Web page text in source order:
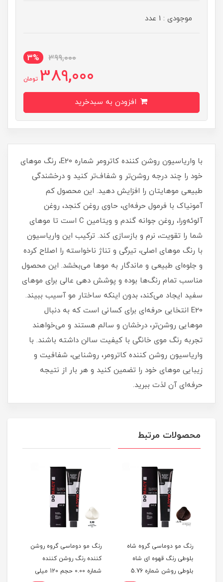
موجودی : 1 عدد
399,000
3%
389,000 تومان
با واریاسیون روشن کننده کاترومر شماره E20، رنگ موهای
خود را چند درجه روشن‌تر و شفاف‌تر کنید و درخشندگی
طبیعی موهایتان را افزایش دهید. این محصول کم‌
آمونیاک با فرمول حرفه‌ای، حاوی روغن کنجد، روغن
آلوئه‌ورا، روغن جوانه گندم و ویتامین C است تا موهای
شما را تقویت، نرم و بازسازی کند. ترکیب این واریاسیون
با رنگ موهای اصلی، تیرگی و تناژ ناخواسته را اصلاح کرده
و جلوه‌ای طبیعی و ماندگار به موها می‌بخشد. این محصول
مناسب تمام رنگ‌ها بوده و پوشش‌ دهی عالی برای موهای
سفید ایجاد می‌کند، بدون اینکه ساختار مو آسیب ببیند.
E20 انتخابی حرفه‌ای برای کسانی است که به دنبال
موهایی روشن‌تر، درخشان و سالم هستند و می‌خواهند
تجربه رنگ موی خانگی با کیفیت سالن داشته باشند. با
واریاسیون روشن کننده کاترومر، روشنایی، شفافیت و
زیبایی موهای خود را تضمین کنید و هر بار از نتیجه
حرفه‌ای آن لذت ببرید.
محصولات مرتبط
رنگ مو دوماسی گروه شاه
بلوطی رنگ قهوه ای شاه
بلوطی روشن شماره 5.76
رنگ مو دوماسی گروه روشن
کننده رنگ روشن کننده
شماره 0.00 حجم 120 میلی